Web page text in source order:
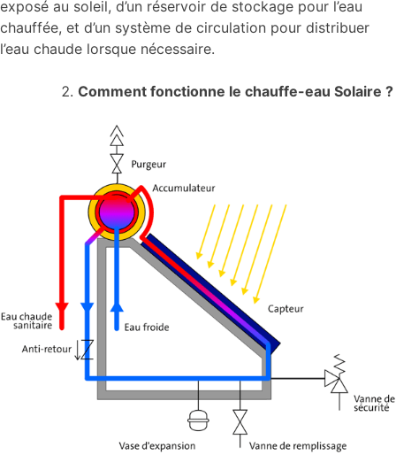
exposé au soleil, d’un réservoir de stockage pour l’eau
chauffée, et d’un système de circulation pour distribuer
l’eau chaude lorsque nécessaire.
Comment fonctionne le chauffe-eau Solaire ?